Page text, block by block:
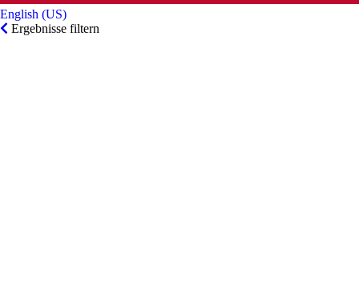
English (US)‎
Ergebnisse filtern